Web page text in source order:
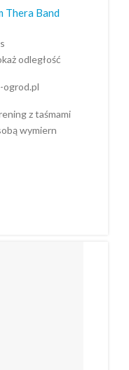
Thera Band
odległość
ogrod.pl
z taśmami
wymiern